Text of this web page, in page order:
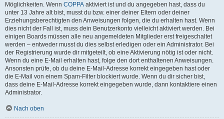
Möglichkeiten. Wenn COPPA aktiviert ist und du angegeben hast, dass du
unter 13 Jahre alt bist, musst du bzw. einer deiner Eltern oder deiner
Erziehungsberechtigten den Anweisungen folgen, die du erhalten hast. Wenn
dies nicht der Fall ist, muss dein Benutzerkonto vielleicht aktiviert werden. Bei
einigen Boards müssen alle neu angemeldeten Mitglieder erst freigeschaltet
werden – entweder musst du dies selbst erledigen oder ein Administrator. Bei
der Registrierung wurde dir mitgeteilt, ob eine Aktivierung nötig ist oder nicht.
Wenn du eine E-Mail erhalten hast, folge den dort enthaltenen Anweisungen.
Ansonsten prüfe, ob du deine E-Mail-Adresse korrekt eingegeben hast oder
die E-Mail von einem Spam-Filter blockiert wurde. Wenn du dir sicher bist,
dass deine E-Mail-Adresse korrekt eingegeben wurde, dann kontaktiere einen
Administrator.
Nach oben